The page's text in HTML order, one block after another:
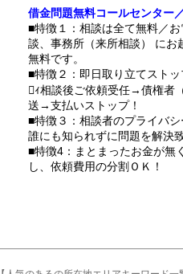
借金問題無料コールセンター
■特徴１：相談は全て無料／
談、事務所（来所相談） にお
無料です。
■特徴２：即日取り立てスト
ｨ相談後ご依頼受任→債権者
送→支払いストップ！
■特徴３：相談者のプライバ
誰にも知られずに問題を解決
■特徴4：まとまったお金が無
し、依頼費用の分割ＯＫ！